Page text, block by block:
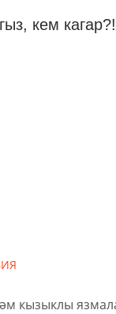
кем кагар?!
кызыклы